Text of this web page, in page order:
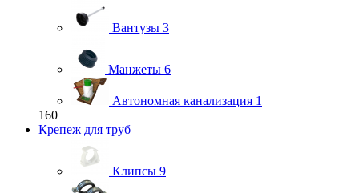
Вантузы 3
Манжеты 6
Автономная канализация 1
160
Крепеж для труб
Клипсы 9